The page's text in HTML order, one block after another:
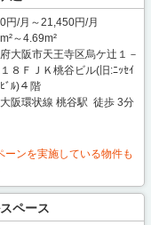
円/月～21,450円/月
～4.69m²
大阪市天王寺区烏ケ辻１－
８ＦＪＫ桃谷ビル(旧:ﾆｯｾｲ
ﾞﾙ)４階
大阪環状線 桃谷駅 徒歩 3分
ンを実施している物件も
ペース